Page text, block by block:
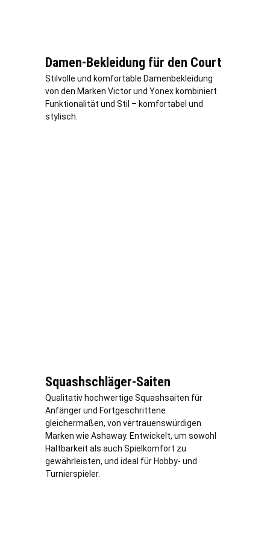
Damen-Bekleidung für den Court
Stilvolle und komfortable Damenbekleidung
von den Marken Victor und Yonex kombiniert
Funktionalität und Stil – komfortabel und
stylisch.
Squashschläger-Saiten
Qualitativ hochwertige Squashsaiten für
Anfänger und Fortgeschrittene
gleichermaßen, von vertrauenswürdigen
Marken wie Ashaway. Entwickelt, um sowohl
Haltbarkeit als auch Spielkomfort zu
gewährleisten, und ideal für Hobby- und
Turnierspieler.